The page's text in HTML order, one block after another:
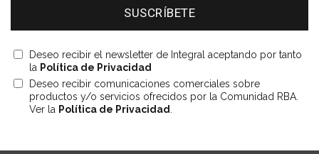
Deseo recibir el newsletter de Integral aceptando por tanto
la Política de Privacidad
Deseo recibir comunicaciones comerciales sobre
productos y/o servicios ofrecidos por la Comunidad RBA.
Ver la Política de Privacidad